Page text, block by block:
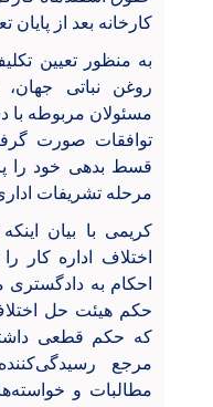
کارخانه بعد از
روغن نباتی جهان،
مسئولان مربوطه با
قسط بدهی خود را
مرحله تشریفات
کریمی با بیان
اختلاف اداره
احکام به دادگستری
حکم هیئت حل
که حکم قطعی
مرجع
مطالبات و